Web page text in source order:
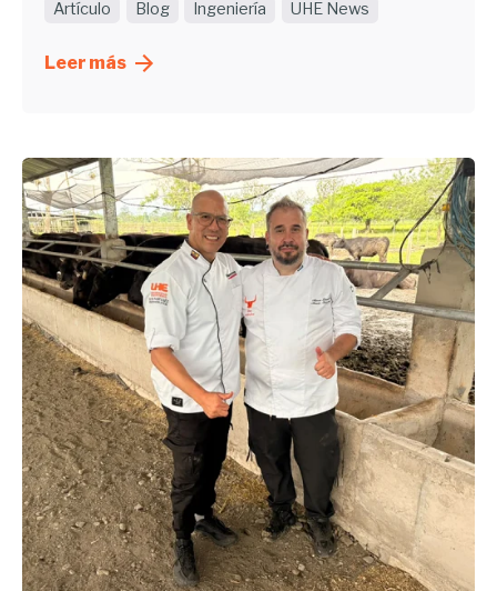
Artículo Blog Ingeniería UHE News
Leer más
Enviado por
UHE